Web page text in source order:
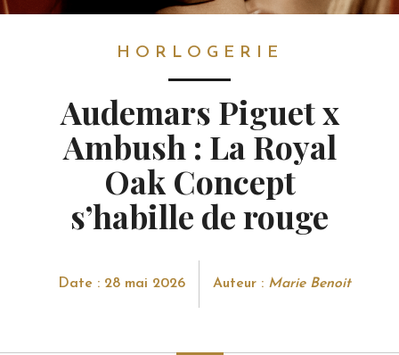
HORLOGERIE
Audemars Piguet x
Ambush : La Royal
Oak Concept
s’habille de rouge
Date : 28 mai 2026 Auteur : Marie Benoit